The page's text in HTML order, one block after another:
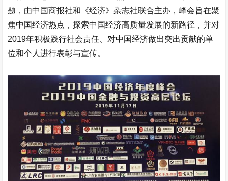
题，由中国商报社和《经济》杂志社联合主办，峰会旨在聚
焦中国经济热点，探索中国经济高质量发展的新路径，并对
2019年积极践行社会责任、对中国经济做出突出贡献的单
位和个人进行表彰与宣传。